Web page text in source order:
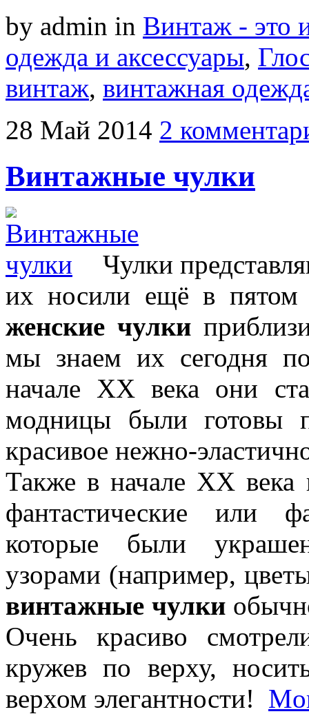
by admin in Винтаж - это
одежда и аксессуары,
винтаж, винтажная
28 Май 2014 2
Винтажные чулки
Чулки
их носили ещё в
женские чулки
мы знаем их сегодня
начале XX века они
модницы были готовы
красивое нежно-
Также в начале XX века
фантастические или
которые были
узорами (например,
винтажные чулки
Очень красиво
кружев по верху,
верхом элегантности!